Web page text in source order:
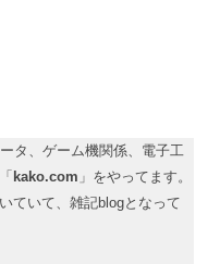
タ、ゲーム機関係、電子工
kako.com 」をやってます。
ていて、雑記blogとなって